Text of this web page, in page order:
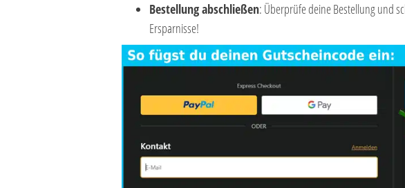
Bestellung abschließen: Überprüfe deine Bestellung und
Ersparnisse!